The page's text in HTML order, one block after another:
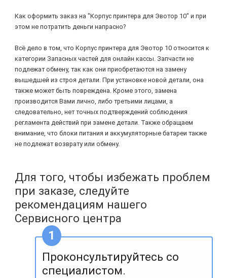
Как оформить заказ на "Корпус принтера для Эвотор 10" и при
этом не потратить деньги напрасно?
Всё дело в том, что Корпус принтера для Эвотор 10 относится к
категории Запасных частей для онлайн кассы. Запчасти не
подлежат обмену, так как они приобретаются на замену
вышедшей из строя детали. При установке новой детали, она
также может быть повреждена. Кроме этого, замена
производится Вами лично, либо третьими лицами, а
следовательно, нет точных подтверждений соблюдения
регламента действий при замене детали. Также обращаем
внимание, что блоки питания и аккумуляторные батареи также
не подлежат возврату или обмену.
Для того, чтобы избежать проблем
при заказе, следуйте
рекомендациям нашего
Сервисного центра
Проконсультируйтесь со
специалистом.